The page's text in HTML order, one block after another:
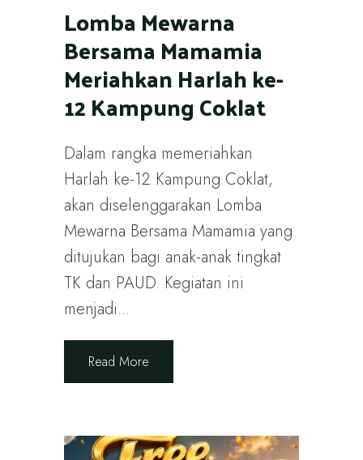
Lomba Mewarna
Bersama Mamamia
Meriahkan Harlah ke-
12 Kampung Coklat
Dalam rangka memeriahkan
Harlah ke-12 Kampung Coklat,
akan diselenggarakan Lomba
Mewarna Bersama Mamamia yang
ditujukan bagi anak-anak tingkat
TK dan PAUD. Kegiatan ini
menjadi...
Read More